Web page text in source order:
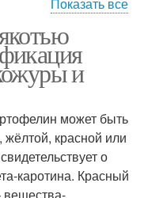
сорта
Поздние сорта
и
может быть
красной или
о
каротина. Красный